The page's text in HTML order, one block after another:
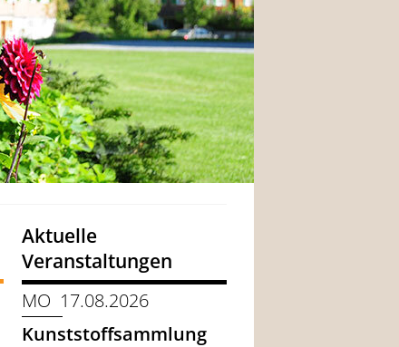
Aktuelle
Veranstaltungen
MO 17.08.2026
Kunststoffsammlung